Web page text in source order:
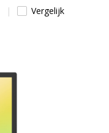
Vergelijk